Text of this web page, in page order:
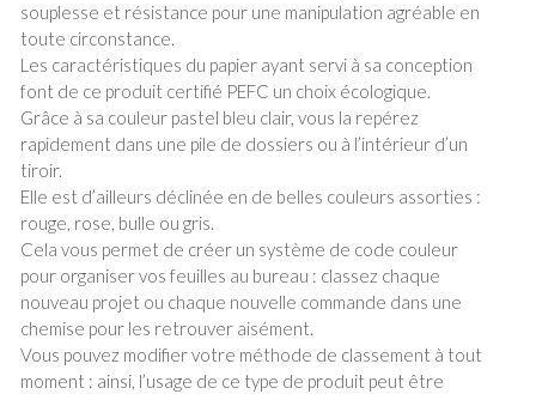
souplesse et résistance pour une manipulation agréable en
toute circonstance.
Les caractéristiques du papier ayant servi à sa conception
font de ce produit certifié PEFC un choix écologique.
Grâce à sa couleur pastel bleu clair, vous la repérez
rapidement dans une pile de dossiers ou à l’intérieur d’un
tiroir.
Elle est d’ailleurs déclinée en de belles couleurs assorties :
rouge, rose, bulle ou gris.
Cela vous permet de créer un système de code couleur
pour organiser vos feuilles au bureau : classez chaque
nouveau projet ou chaque nouvelle commande dans une
chemise pour les retrouver aisément.
Vous pouvez modifier votre méthode de classement à tout
moment : ainsi, l’usage de ce type de produit peut être